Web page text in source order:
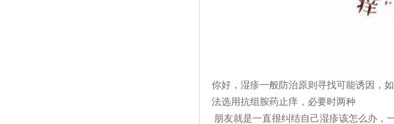
你好，湿疹一般防治原则寻找可能诱因，
法选用抗组胺药止痒，必要时两种
朋友就是一直很纠结自己湿疹该怎么办，